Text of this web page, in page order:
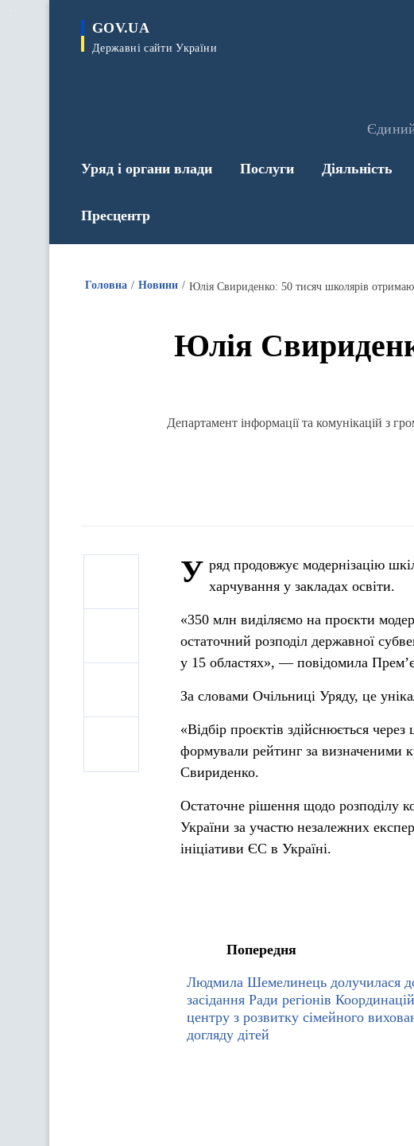
GOV.UA
Державні сайти України
Уряд і органи влади Послуги Діяльність
Пресцентр
Головна Новини Юлія Свириденко: 50 тисяч школярів
Юлія
Департамент інформації та комунікацій з
У ряд продовжує модернізацію
харчування у закладах освіти.
«350 млн виділяємо на проєкти
остаточний розподіл державної
у 15 областях», — повідомила
За словами Очільниці Уряду, це
«Відбір проєктів здійснюється
формували рейтинг за визначеними
Свириденко.
Остаточне рішення щодо розподілу
України за участю незалежних
ініціативи ЄС в Україні.
Попередня
Людмила Шемелинець долучилася
засідання Ради регіонів
центру з розвитку сімейного
догляду дітей